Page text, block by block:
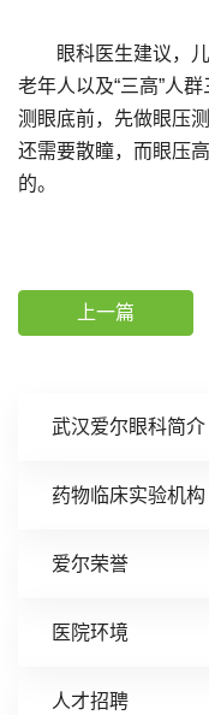
武汉爱尔眼科简介
药物临床实验机构
爱尔荣誉
医院环境
人才招聘
眼科医生建议，儿
老年人以及“三高”人
测眼底前，先做眼压
还需要散瞳，而眼压
的。
上一篇